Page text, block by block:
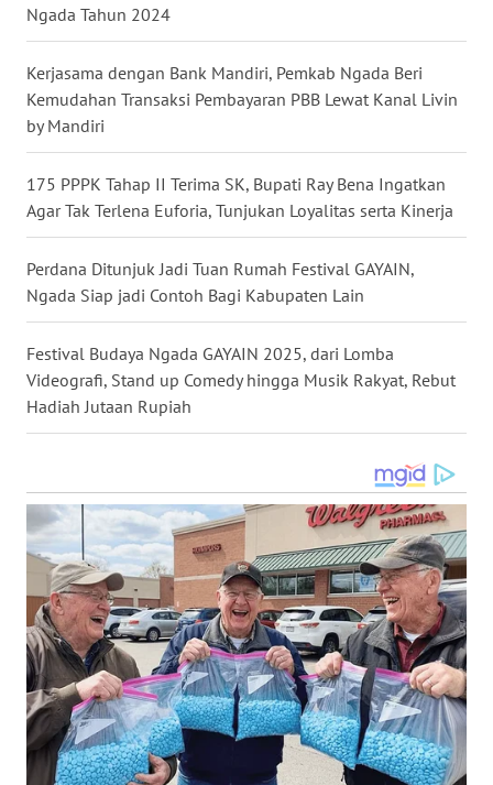
Ngada Tahun 2024
Kerjasama dengan Bank Mandiri, Pemkab Ngada Beri
Kemudahan Transaksi Pembayaran PBB Lewat Kanal Livin
by Mandiri
175 PPPK Tahap II Terima SK, Bupati Ray Bena Ingatkan
Agar Tak Terlena Euforia, Tunjukan Loyalitas serta Kinerja
Perdana Ditunjuk Jadi Tuan Rumah Festival GAYAIN,
Ngada Siap jadi Contoh Bagi Kabupaten Lain
Festival Budaya Ngada GAYAIN 2025, dari Lomba
Videografi, Stand up Comedy hingga Musik Rakyat, Rebut
Hadiah Jutaan Rupiah
LESUNG
WN
KARO
WN
SIMALUNGUN
WN
LABUHANBATU
WN
TAPANULI
SERDANG
WN
TEBING
TINGGI
WN
PAKPAK
WN
KARAWANG